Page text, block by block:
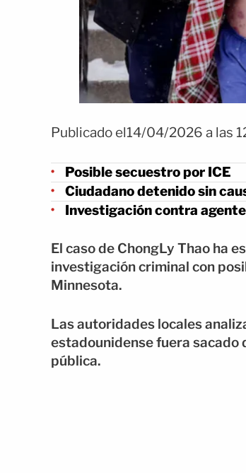
Publicado el14/04/2026 a las
Posible secuestro por ICE
Ciudadano detenido sin
Investigación contra
El caso de ChongLy Thao ha
investigación criminal con
Minnesota.
Las autoridades locales
estadounidense fuera sacado
pública.